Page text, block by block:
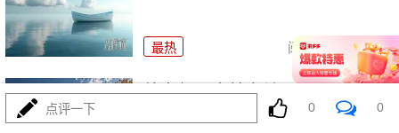
最热 阅读 26597
外交部回应美方关于中国军事演
点评一下 0 0